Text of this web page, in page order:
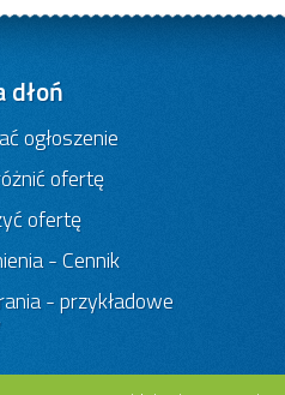
dłoń
ogłoszenie
ofertę
ofertę
- Cennik
- przykładowe